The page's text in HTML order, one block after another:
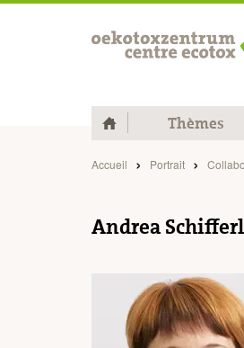
Home Thèmes
Accueil Portrait
Andrea